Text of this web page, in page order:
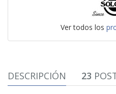
Ver todos los
DESCRIPCIÓN 23